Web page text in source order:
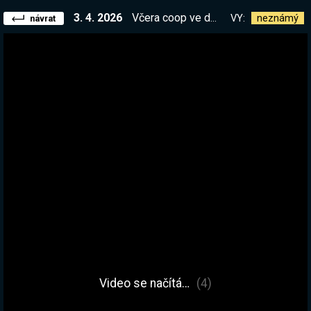
návrat 3. 4. 2026 Včera coop ve dvou, dnes ve čtyřech. Zítra v osmi asi? :D @thestarda VY: neznámý
Video se načítá… (4)